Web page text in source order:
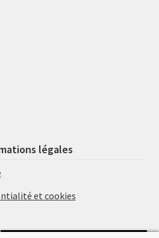
légales
et cookies